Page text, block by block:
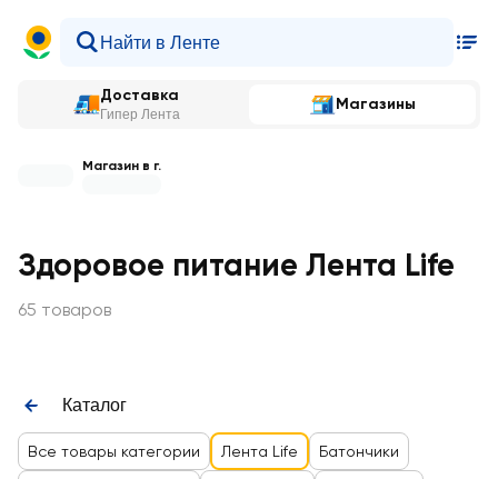
Доставка
Гипер Лента
Магазины
Магазин в г.
Здоровое питание Лента Life
65 товаров
Каталог
Все товары категории Лента Life Батончики